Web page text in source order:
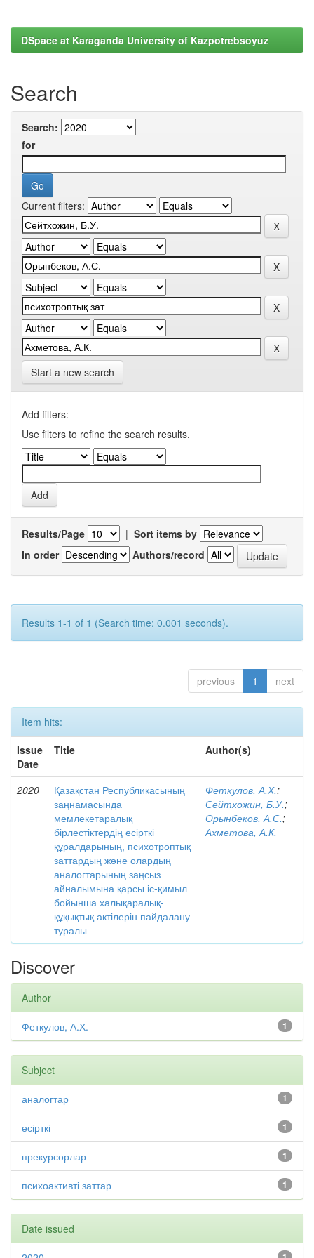
DSpace at Karaganda University of Kazpotrebsoyuz
Search
Search:
for
Current filters:
Start a new search
Add filters:
Use filters to refine the search results.
Results/Page | Sort items by
In order
Authors/record
Results 1-1 of 1 (Search time: 0.001 seconds).
previous 1 next
Item hits:
Issue
Date
Title Author(s)
2020
Қазақстан Республикасының
заңнамасында
мемлекетаралық
бірлестіктердің есірткі
құралдарының, психотроптық
заттардың және олардың
аналогтарының заңсыз
айналымына қарсы іс-қимыл
бойынша халықаралық-
құқықтық актілерін пайдалану
туралы
Феткулов, А.Х.;
Сейтхожин, Б.У.;
Орынбеков, А.С.;
Ахметова, А.К.
Discover
Author
1
Феткулов, А.Х.
Subject
1
аналогтар
1
есірткі
1
прекурсорлар
1
психоактивті заттар
Date issued